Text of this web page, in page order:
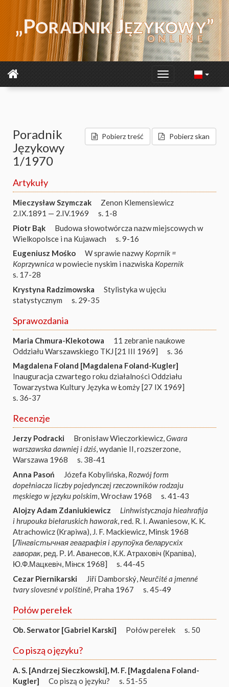
Pobierz treść Pobierz skan
Poradnik
Językowy
1/1970
Artykuły
Mieczysław Szymczak
Zenon Klemensiewicz
2.IX.1891 — 2.IV.1969
s. 1-8
Piotr Bąk
Budowa słowotwórcza nazw miejscowych w
Wielkopolsce i na Kujawach
s. 9-16
Eugeniusz Mośko
W sprawie nazwy Koprnik =
Koprzywnica w powiecie nyskim i nazwiska Kopernik
s. 17-28
Krystyna Radzimowska
Stylistyka w ujęciu
statystycznym
s. 29-35
Sprawozdania
Maria Chmura-Klekotowa
11 zebranie naukowe
Oddziału Warszawskiego TKJ [21 III 1969]
s. 36
Magdalena Foland [Magdalena Foland-Kugler]
Inauguracja czwartego roku działalności Oddziału
Towarzystwa Kultury Języka w Łomży [27 IX 1969]
s. 36-37
Recenzje
Jerzy Podracki Bronisław Wieczorkiewicz,Gwara
warszawska dawniej i dziś, wydanie II, rozszerzone,
Warszawa 1968
s. 38-41
Anna Pasoń
Józefa Kobylińska, Rozwój form
dopełniacza liczby pojedynczej rzeczowników rodzaju
męskiego w języku polskim , Wrocław 1968
s. 41-43
Alojzy Adam Zdaniukiewicz
Linhwistycznaja hieahrafija
i hrupouka biełaruskich haworak, red. R. I. Awaniesow, K. K.
Atrachowicz (Krapiwa), J. F. Mackiewicz, Minsk 1968
[Лiнгвiстычная геаграфiя i групоўка беларускiх
гаворак, ред. Р. И. Аванесов, К.К. Атраховіч (Крапіва),
Ю.Ф.Мацкевіч, Мінск 1968]
s. 44-45
Cezar Piernikarski
Jiří Damborský, Neurčité a jmenné
tvary slovesné v polštině , Praha 1967 s. 45-49
Połów perełek
Ob. Serwator [Gabriel Karski] Połów perełek s. 50
Co piszą o języku?
A. S. [Andrzej Sieczkowski] M. F. [Magdalena Foland-
Kugler]
Co piszą o języku? s. 51-55